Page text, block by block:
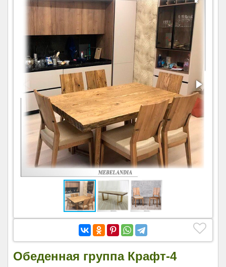
Обеденная группа Крафт-4